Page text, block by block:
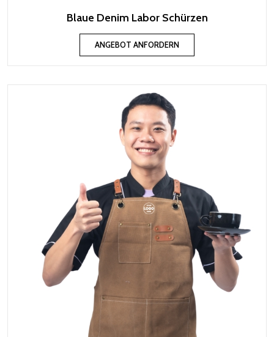
Blaue Denim Labor Schürzen
ANGEBOT ANFORDERN